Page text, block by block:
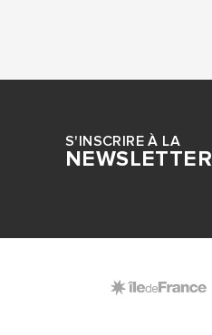
S'INSCRIRE À LA
NEWSLETTER